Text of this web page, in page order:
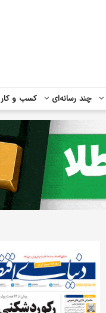
چند رسانه‌ای کسب و کار